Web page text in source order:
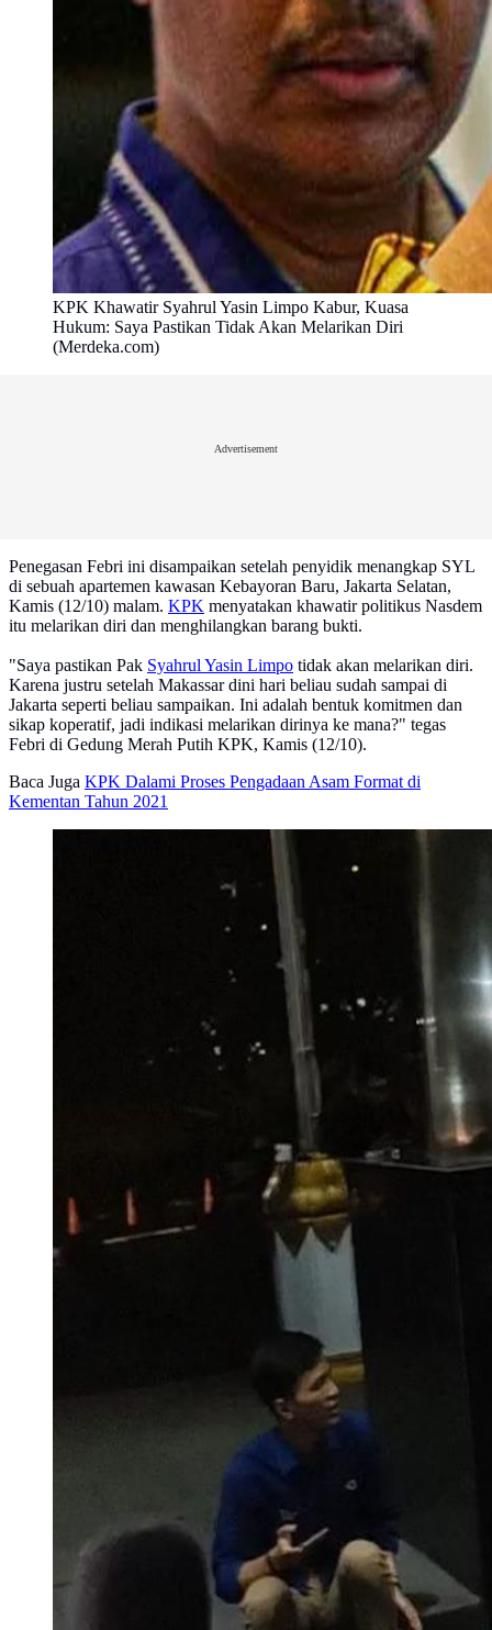
KPK Khawatir Syahrul Yasin Limpo Kabur, Kuasa
Hukum: Saya Pastikan Tidak Akan Melarikan Diri
(Merdeka.com)
Advertisement
Penegasan Febri ini disampaikan setelah penyidik menangkap SYL
di sebuah apartemen kawasan Kebayoran Baru, Jakarta Selatan,
Kamis (12/10) malam. KPK menyatakan khawatir politikus Nasdem
itu melarikan diri dan menghilangkan barang bukti.
"Saya pastikan Pak Syahrul Yasin Limpo tidak akan melarikan diri.
Karena justru setelah Makassar dini hari beliau sudah sampai di
Jakarta seperti beliau sampaikan. Ini adalah bentuk komitmen dan
sikap koperatif, jadi indikasi melarikan dirinya ke mana?" tegas
Febri di Gedung Merah Putih KPK, Kamis (12/10).
Baca Juga KPK Dalami Proses Pengadaan Asam Format di
Kementan Tahun 2021